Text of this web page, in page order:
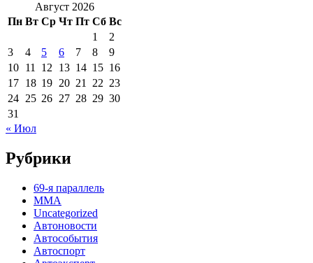
Август 2026
Пн Вт Ср Чт Пт Сб Вс
1
2
3
4 5 6 7 8
9
10 11 12 13 14 15 16
17 18 19 20 21 22 23
24 25 26 27 28 29 30
31
« Июл
Рубрики
69-я параллель
MMA
Uncategorized
Автоновости
Автособытия
Автоспорт